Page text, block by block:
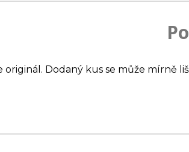
originál. Dodaný kus se může mírně